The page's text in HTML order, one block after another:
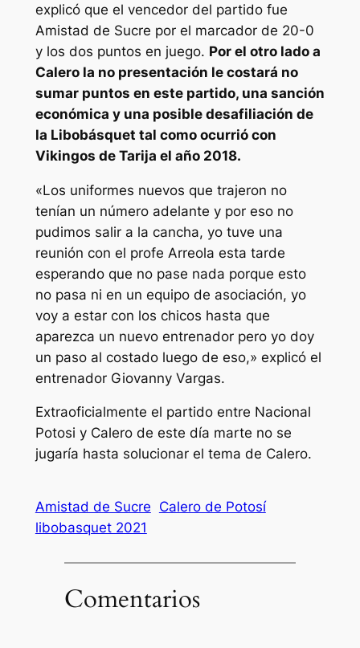
explicó que el vencedor del partido fue
Amistad de Sucre por el marcador de 20-0
y los dos puntos en juego. Por el otro lado a
Calero la no presentación le costará no
sumar puntos en este partido, una sanción
económica y una posible desafiliación de
la Libobásquet tal como ocurrió con
Vikingos de Tarija el año 2018.
«Los uniformes nuevos que trajeron no
tenían un número adelante y por eso no
pudimos salir a la cancha, yo tuve una
reunión con el profe Arreola esta tarde
esperando que no pase nada porque esto
no pasa ni en un equipo de asociación, yo
voy a estar con los chicos hasta que
aparezca un nuevo entrenador pero yo doy
un paso al costado luego de eso,» explicó el
entrenador Giovanny Vargas.
Extraoficialmente el partido entre Nacional
Potosi y Calero de este día marte no se
jugaría hasta solucionar el tema de Calero.
Amistad de Sucre Calero de Potosí
libobasquet 2021
Comentarios